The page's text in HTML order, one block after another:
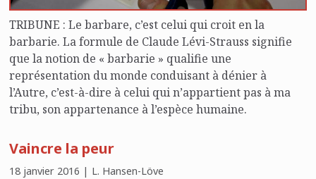
TRIBUNE : Le barbare, c’est celui qui croit en la
barbarie. La formule de Claude Lévi-Strauss signifie
que la notion de « barbarie » qualifie une
représentation du monde conduisant à dénier à
l’Autre, c’est-à-dire à celui qui n’appartient pas à ma
tribu, son appartenance à l’espèce humaine.
Vaincre la peur
18 janvier 2016 | L. Hansen-Löve